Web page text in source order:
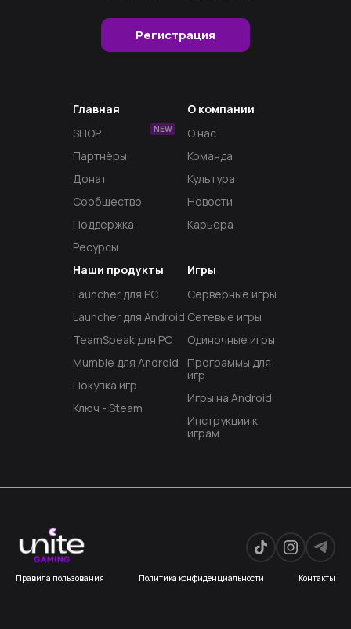
Регистрация
Главная
SHOP
NEW
Партнёры
Донат
Сообщество
Поддержка
Ресурсы
Наши продукты
Launcher для PC
Launcher для Android
TeamSpeak для PC
Mumble для Android
Покупка игр
Ключ - Steam
Игры
Серверные игры
Сетевые игры
Одиночные игры
Программы для
игр
Игры на Android
Инструкции к
играм
О компании
О нас
Команда
Культура
Новости
Карьера
Правила пользования Политика конфиденциальности Контакты